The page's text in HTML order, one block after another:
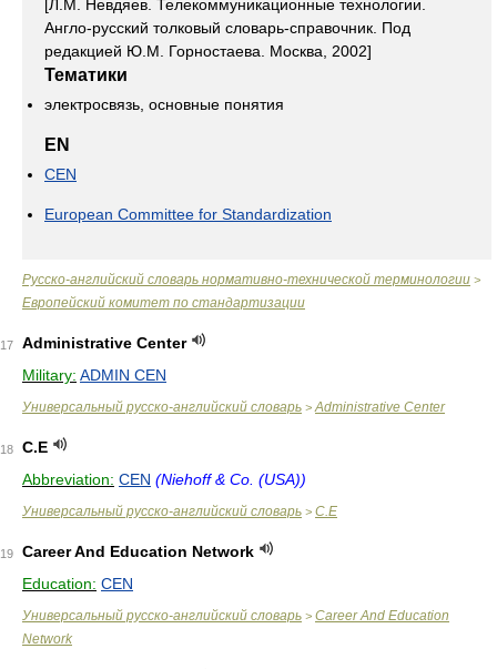
[Л.М. Невдяев. Телекоммуникационные технологии.
Англо-русский толковый словарь-справочник. Под
редакцией Ю.М. Горностаева. Москва, 2002]
Тематики
электросвязь, основные понятия
EN
CEN
European Committee for Standardization
Русско-английский словарь нормативно-технической терминологии >
Европейский комитет по стандартизации
17
Administrative Center
Military: ADMIN CEN
Универсальный русско-английский словарь > Administrative Center
18
C.E
Abbreviation: CEN (Niehoff & Co. (USA))
Универсальный русско-английский словарь > C.E
19
Career And Education Network
Education: CEN
Универсальный русско-английский словарь > Career And Education
Network